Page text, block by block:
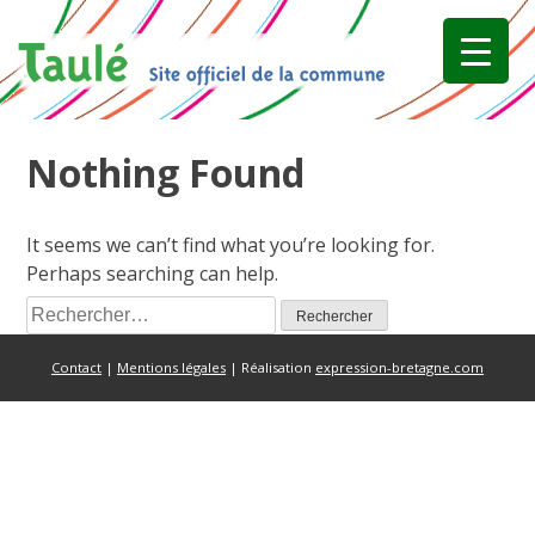
content
Nothing Found
It seems we can’t find what you’re looking for.
Perhaps searching can help.
Rechercher :
Contact | Mentions légales | Réalisation expression-bretagne.com